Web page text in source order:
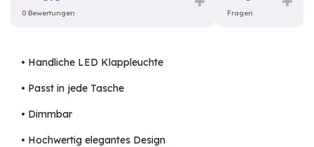
0 Bewertungen Fragen
• Handliche LED Klappleuchte
• Passt in jede Tasche
• Dimmbar
• Hochwertig elegantes Design